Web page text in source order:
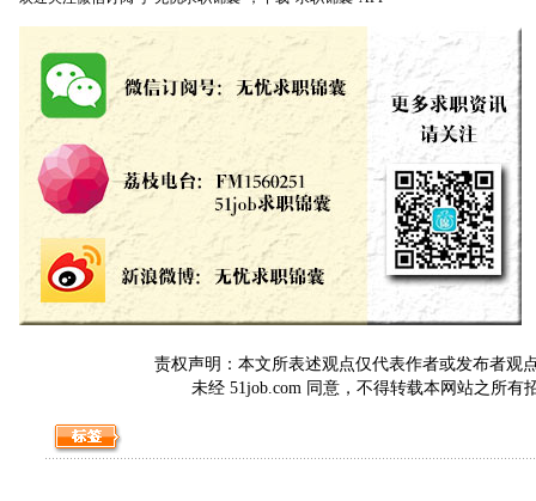
责权声明：本文所表述观点仅代表作者或发布者观
未经 51job.com 同意，不得转载本网站之所有